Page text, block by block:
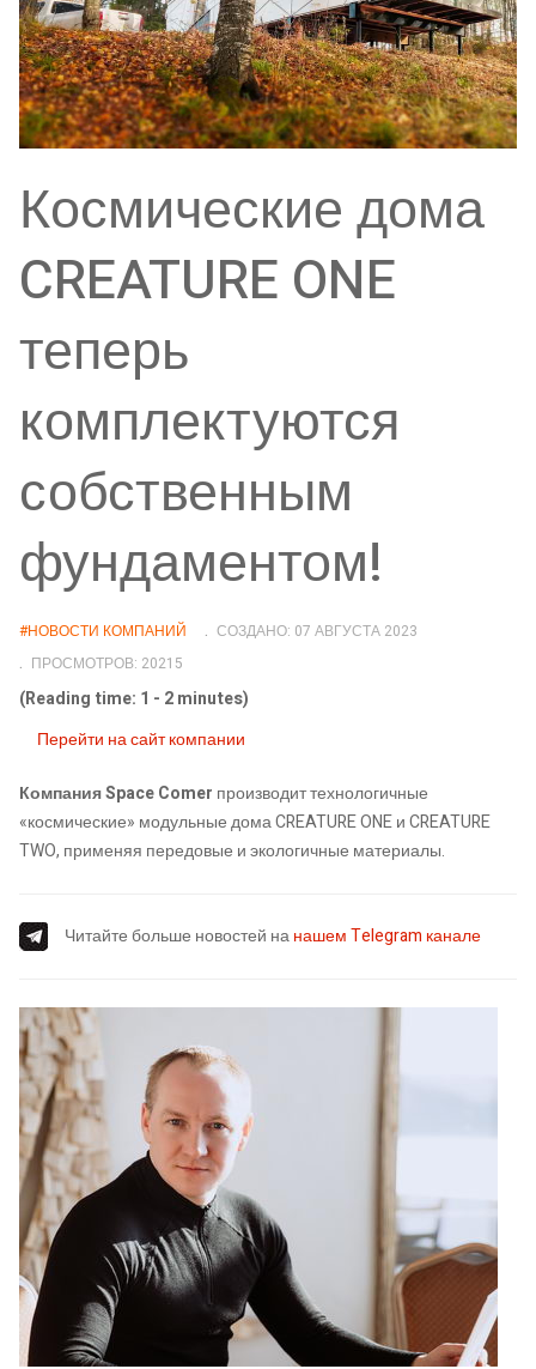
Космические дома
CREATURE ONE
теперь
комплектуются
собственным
фундаментом!
#НОВОСТИ КОМПАНИЙ
СОЗДАНО: 07 АВГУСТА 2023
ПРОСМОТРОВ: 20215
(Reading time: 1 - 2 minutes)
Перейти на сайт компании
Компания Space Comer производит технологичные
«космические» модульные дома CREATURE ONE и CREATURE
TWO, применяя передовые и экологичные материалы.
Читайте больше новостей нанашем Telegram канале